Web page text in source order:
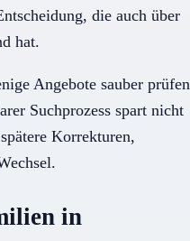
die auch über
hat.
Angebote sauber prüfen
Suchprozess spart nicht
Korrekturen,
in